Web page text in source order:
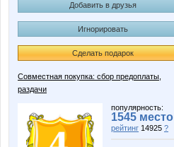
Добавить в друзья
Игнорировать
Сделать подарок
Совместная покупка: сбор предоплаты,
раздачи
популярность:
1545 место
рейтинг 14925 ?